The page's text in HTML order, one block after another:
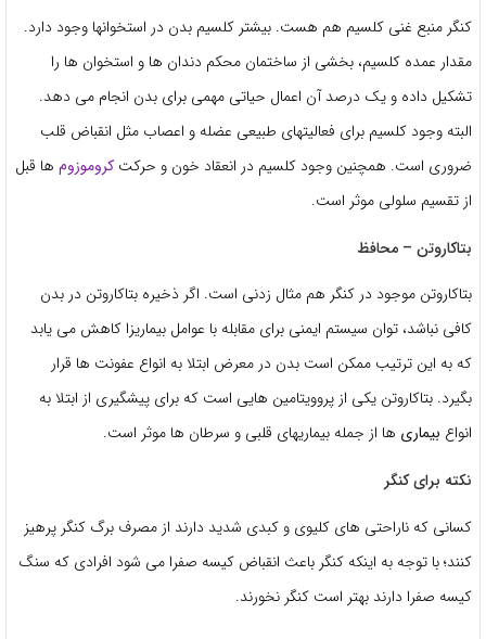
کنگر منبع غنی کلسیم هم هست. بیشتر کلسیم بدن در استخوانها وجود دارد.
مقدار عمده کلسیم، بخشی از ساختمان محکم دندان ها و استخوان ها را
تشکیل داده و یک درصد آن اعمال حیاتی مهمی برای بدن انجام می دهد.
البته وجود کلسیم برای فعالیتهای طبیعی عضله و اعصاب مثل انقباض قلب
ضروری است. همچنین وجود کلسیم در انعقاد خون و حرکت کروموزوم ها قبل
از تقسیم سلولی موثر است.
بتاکاروتن – محافظ
بتاکاروتن موجود در کنگر هم مثال زدنی است. اگر ذخیره بتاکاروتن در بدن
کافی نباشد، توان سیستم ایمنی برای مقابله با عوامل بیماریزا کاهش می یابد
که به این ترتیب ممکن است بدن در معرض ابتلا به انواع عفونت ها قرار
بگیرد. بتاکاروتن یکی از پروویتامین هایی است که برای پیشگیری از ابتلا به
انواع بیماری ها از جمله بیماریهای قلبی و سرطان ها موثر است.
نکته برای کنگر
کسانی که ناراحتی های کلیوی و کبدی شدید دارند از مصرف برگ کنگر پرهیز
کنند؛ با توجه به اینکه کنگر باعث انقباض کیسه صفرا می شود افرادی که سنگ
کیسه صفرا دارند بهتر است کنگر نخورند.